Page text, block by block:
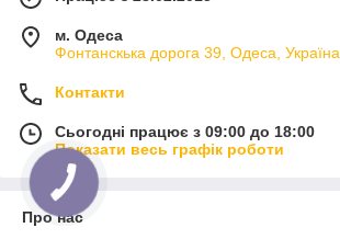
м. Одеса
Фонтанскька дорога 39, Одеса, Україна
Контакти
Сьогодні працює з 09:00 до 18:00
Показати весь графік роботи
Про нас
КНОПКА
ЗВ'ЯЗКУ